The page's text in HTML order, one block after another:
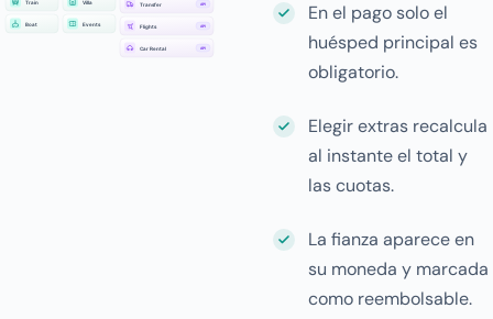
En el pago solo el
huésped principal es
obligatorio.
Elegir extras recalcula
al instante el total y
las cuotas.
La fianza aparece en
su moneda y marcada
como reembolsable.